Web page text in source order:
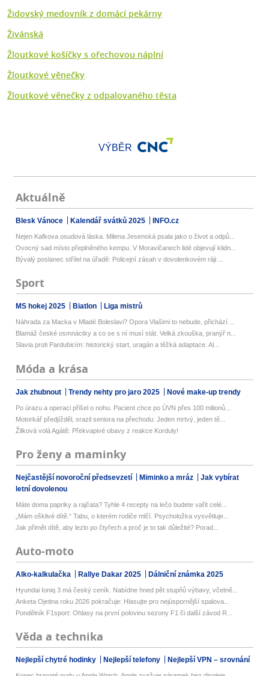
Židovský medovník z domácí pekárny
Živánská
Žloutkové košíčky s ořechovou náplní
Žloutkové věnečky
Žloutkové věnečky z odpalovaného těsta
VÝBĚR
Aktuálně
Blesk Vánoce Kalendář svátků 2025 INFO.cz
Nejen Kafkova osudová láska. Milena Jesenská psala jako o život a odpů...
Ovocný sad místo přeplněného kempu. V Moravičanech lidé objevují klidn...
Bývalý poslanec střílel na úřadě: Policejní zásah v dovolenkovém ráji ...
Sport
MS hokej 2025 Biatlon Liga mistrů
Náhrada za Macka v Mladé Boleslavi? Opora Vlašimi to nebude, přichází ...
Blamáž české osmnáctky a co se s ní musí stát. Velká zkouška, pranýř n...
Slavia proti Pardubicím: historický start, uragán a těžká adaptace. Al...
Móda a krása
Jak zhubnout Trendy nehty pro jaro 2025 Nové make-up trendy
Po úrazu a operaci přišel o nohu. Pacient chce po ÚVN přes 100 milionů...
Motorkář předjížděl, srazil seniora na přechodu: Jeden mrtvý, jeden tě...
Žilková volá Agátě: Překvapivé obavy z reakce Korduly!
Pro ženy a maminky
Nejčastější novoroční předsevzetí Miminko a mráz
Jak vybírat
letní dovolenou
Máte doma papriky a rajčata? Tyhle 4 recepty na lečo budete vařit celé...
„Mám ošklivé dítě.“ Tabu, o kterém rodiče mlčí. Psycholožka vysvětluje...
Jak přimět dítě, aby lezlo po čtyřech a proč je to tak důležité? Porad...
Auto-moto
Alko-kalkulačka Rallye Dakar 2025 Dálniční známka 2025
Hyundai Ioniq 3 má český ceník. Nabídne hned pět stupňů výbavy, včetně...
Anketa Ojetina roku 2026 pokračuje: Hlasujte pro nejúspornější spalova...
Pondělník F1sport: Ohlasy na první polovinu sezony F1 či další závod R...
Věda a technika
Nejlepší chytré hodinky Nejlepší telefony Nejlepší VPN – srovnání